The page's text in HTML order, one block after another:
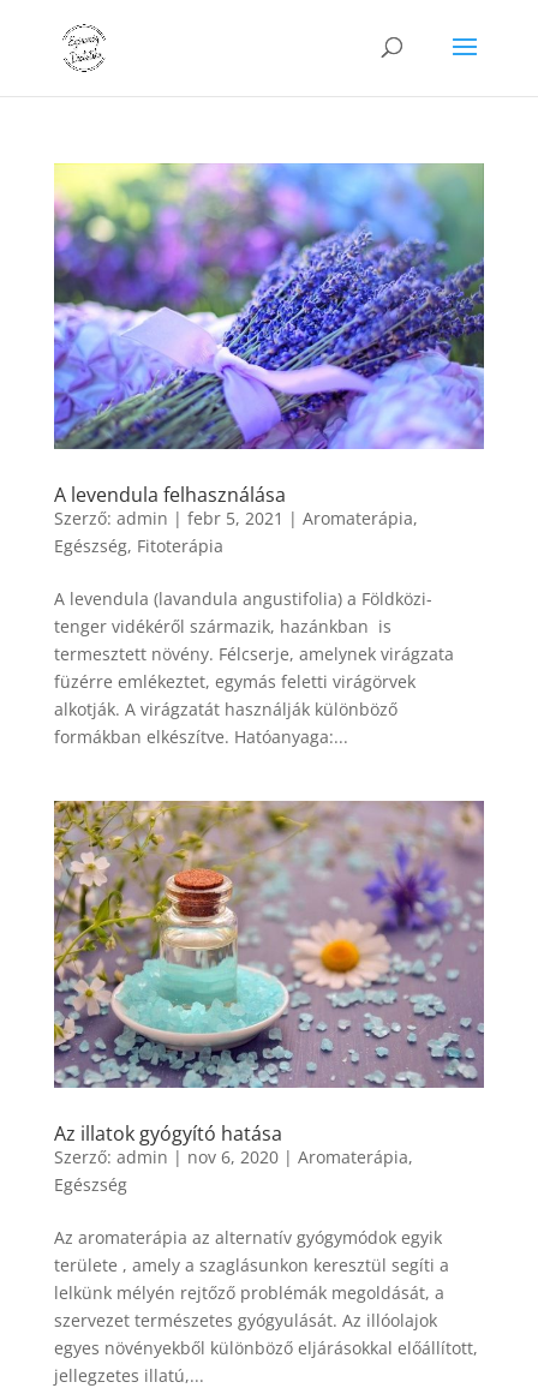
A levendula felhasználása
Szerző: admin | febr 5, 2021 | Aromaterápia,
Egészség, Fitoterápia
A levendula (lavandula angustifolia) a Földközi-
tenger vidékéről származik, hazánkban is
termesztett növény. Félcserje, amelynek virágzata
füzérre emlékeztet, egymás feletti virágörvek
alkotják. A virágzatát használják különböző
formákban elkészítve. Hatóanyaga:...
Az illatok gyógyító hatása
Szerző: admin | nov 6, 2020| Aromaterápia,
Egészség
Az aromaterápia az alternatív gyógymódok egyik
területe , amely a szaglásunkon keresztül segíti a
lelkünk mélyén rejtőző problémák megoldását, a
szervezet természetes gyógyulását. Az illóolajok
egyes növényekből különböző eljárásokkal előállított,
jellegzetes illatú,...